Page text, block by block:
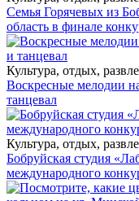
Семья Горячевых из
область в финале
Культура, отдых,
Воскресные мелодии
танцевал
Культура, отдых,
Бобруйская студия
международного